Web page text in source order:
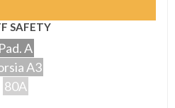
SAFETY
Pad. A
A3
80A